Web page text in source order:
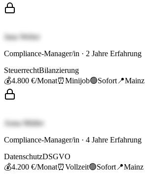
Jana Weber
Compliance-Manager/in · 2 Jahre Erfahrung
SteuerrechtBilanzierung
💰4.800 €/Monat⏰Minijob🟢Sofort 📍Mainz
Anna Müller
Compliance-Manager/in · 4 Jahre Erfahrung
DatenschutzDSGVO
💰4.200 €/Monat⏰Vollzeit🟢Sofort 📍Mainz